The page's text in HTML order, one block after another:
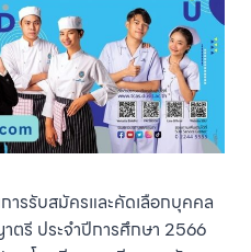
ารรับสมัครและคัดเลือกบุคคล
รี ประจำปีการศึกษา 2566